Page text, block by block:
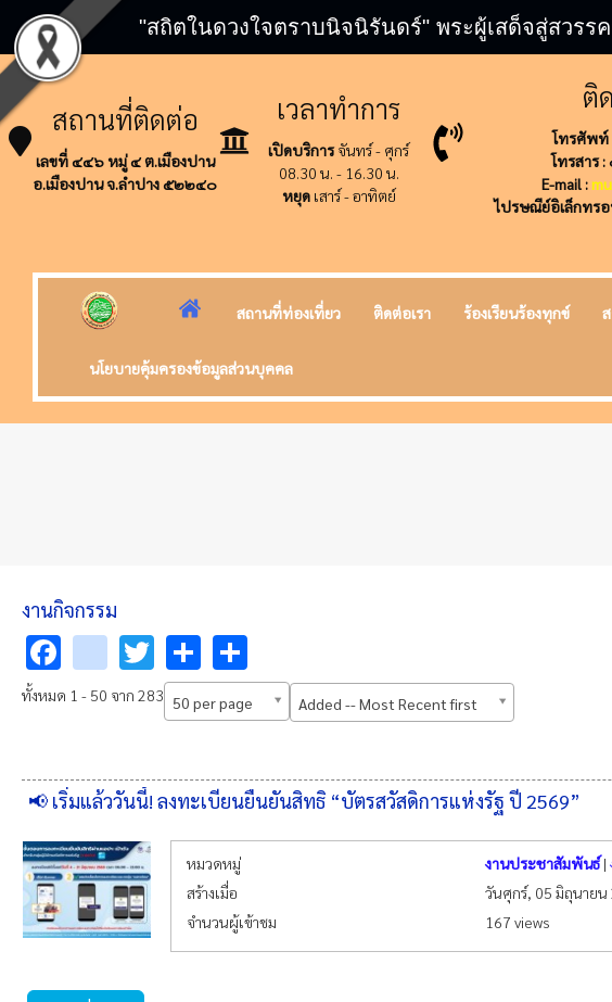
"สถิตในดวงใจตราบนิจนิรันดร์" พระผู้เสด็จสู่สวร
สถานที่ติดต่อ
เลขที่ ๔๔๖ หมู่ ๔ ต.เมืองปาน
อ.เมืองปาน จ.ลำปาง ๕๒๒๔๐
เวลาทำการ
เปิดบริการจันทร์ - ศุกร์
08.30 น. - 16.30 น.
หยุดเสาร์ - อาทิตย์
ติ
โทรศัพ
โทรสาร
E-mail :
ไปรษณีย์อิเล็กทรอ
สถานที่ท่องเที่ยว ติดต่อเรา ร้องเรียนร้องทุกข์
นโยบายคุ้มครองข้อมูลส่วนบุคคล
งานกิจกรรม
Facebook
youtube
Twitter
Share
ทั้งหมด 1 - 50 จาก 283 50 per page Added -- Most Recent first
📢 เริ่มแล้ววันนี้! ลงทะเบียนยืนยันสิทธิ “บัตรสวัสดิการแห่งรัฐ ปี 2569”
หมวดหมู่ งานประชาสัมพันธ์|
สร้างเมื่อ
วันศุกร์, 05 มิถุนายน
จำนวนผู้เข้าชม
167 views